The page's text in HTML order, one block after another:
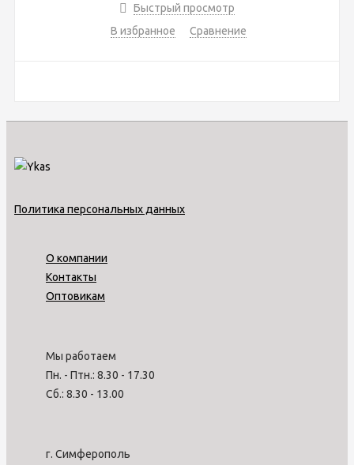
Быстрый просмотр
В избранное
Сравнение
Политика персональных данных
О компании
Контакты
Оптовикам
Мы работаем
Пн. - Птн.: 8.30 - 17.30
Сб.: 8.30 - 13.00
г. Симферополь